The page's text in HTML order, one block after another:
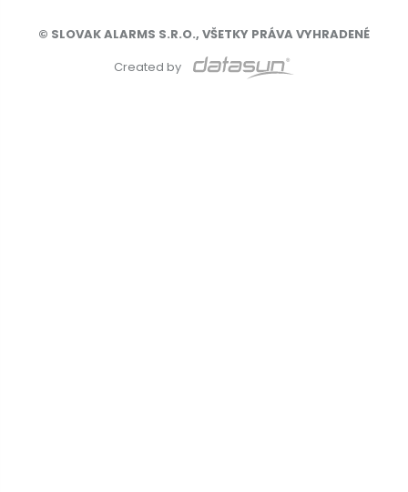
© SLOVAK ALARMS S.R.O., VŠETKY PRÁVA VYHRADENÉ
Created by